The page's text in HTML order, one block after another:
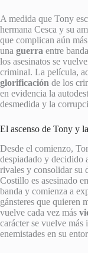
A medida que Tony
hermana Cesca y su
que complican aún
una guerra entre
los asesinatos se
criminal. La película,
glorificación de los
en evidencia la
desmedida y la
El ascenso de Tony y
Desde el comienzo,
despiadado y decidido
rivales y consolidar su
Costillo es asesinado
banda y comienza a
gánsteres que quieren
vuelve cada vez más
carácter se vuelve
enemistades en su